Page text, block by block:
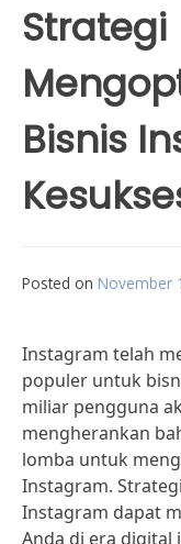
Strategi
Bisnis
Posted on November
Instagram telah
populer untuk
miliar pengguna
mengherankan
lomba untuk
Instagram.
Instagram dapat
Anda di era digital